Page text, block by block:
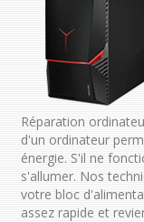
Réparation
d'un ordinateur
énergie. S'il ne
s'allumer. Nos
votre bloc
assez rapide et